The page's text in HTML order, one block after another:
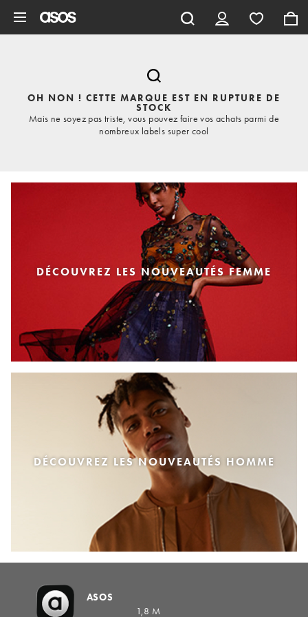
OH NON ! CETTE MARQUE EST EN RUPTURE DE
STOCK
Mais ne soyez pas triste, vous pouvez faire vos achats parmi de
nombreux labels super cool
DÉCOUVREZ LES NOUVEAUTÉS FEMME
DÉCOUVREZ LES NOUVEAUTÉS HOMME
ASOS
1,8 M